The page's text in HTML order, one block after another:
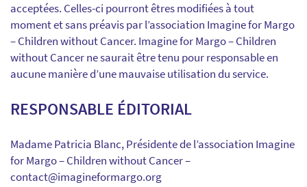
acceptées. Celles-ci pourront êtres modifiées à tout
moment et sans préavis par l’association Imagine for Margo
– Children without Cancer. Imagine for Margo – Children
without Cancer ne saurait être tenu pour responsable en
aucune manière d’une mauvaise utilisation du service.
RESPONSABLE ÉDITORIAL
Madame Patricia Blanc, Présidente de l’association Imagine
for Margo – Children without Cancer –
contact@imagineformargo.org